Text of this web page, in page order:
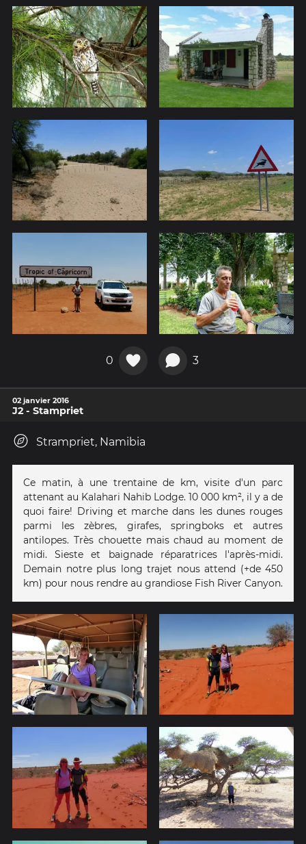
0 3
02 janvier 2016
J2 - Stampriet
Strampriet, Namibia
Ce matin, à une trentaine de km, visite d'un parc
attenant au Kalahari Nahib Lodge. 10 000 km², il y a de
quoi faire! Driving et marche dans les dunes rouges
parmi les zèbres, girafes, springboks et autres
antilopes. Très chouette mais chaud au moment de
midi. Sieste et baignade réparatrices l'après-midi.
Demain notre plus long trajet nous attend (+de 450
km) pour nous rendre au grandiose Fish River Canyon.